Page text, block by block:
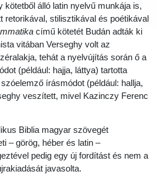
kötetből álló latin nyelvű munkája is,
retorikával, stilisztikával és poétikával
című kötetét Budán adták ki
vitában Verseghy volt az
tehát a nyelvújítás során ő a
(például: hajja, láttya) tartotta
írásmódot (például: hallja,
veszített, mivel Kazinczy Ferenc
Biblia magyar szövegét
– görög, héber és latin –
pedig egy új fordítást és nem a
javasolta.